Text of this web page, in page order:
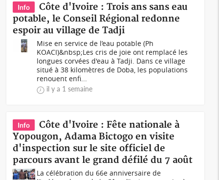
Info
Côte d'Ivoire : Trois ans sans eau
potable, le Conseil Régional redonne
espoir au village de Tadji
Mise en service de l’eau potable (Ph
KOACI)&nbsp;Les cris de joie ont remplacé les
longues corvées d'eau à Tadji. Dans ce village
situé à 38 kilomètres de Doba, les populations
renouent enfi...
il y a 1 semaine
Info
Côte d'Ivoire : Fête nationale à
Yopougon, Adama Bictogo en visite
d'inspection sur le site officiel de
parcours avant le grand défilé du 7 août
La célébration du 66e anniversaire de